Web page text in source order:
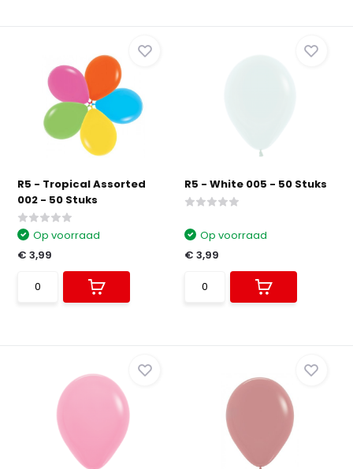
R5 - Tropical Assorted
002 - 50 Stuks
Op voorraad
€ 3,99
R5 - White 005 - 50 Stuks
Op voorraad
€ 3,99